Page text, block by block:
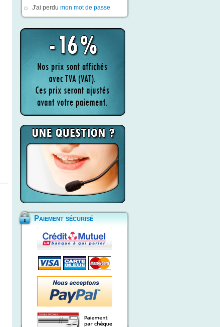
J'ai perdu mon mot de passe
Paiement sécurisé